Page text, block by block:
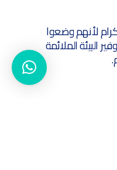
لأنهم وضعوا
البيئة الملائمة